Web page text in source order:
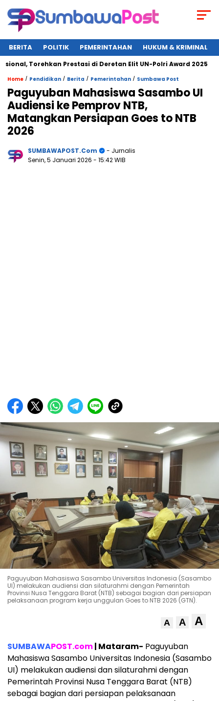
BERITA POLITIK PEMERINTAHAN HUKUM & KRIMINAL
Torehkan Prestasi di Deretan Elit UN-Polri Award 2025
Home / Pendidikan / Berita / Pemerintahan / Sumbawa Post
Paguyuban Mahasiswa Sasambo UI
Audiensi ke Pemprov NTB,
Matangkan Persiapan Goes to NTB
2026
SUMBAWAPOST.com
- Jurnalis
Senin, 5 Januari 2026 - 15:42 WIB
Paguyuban Mahasiswa Sasambo Universitas Indonesia (Sasambo
UI) melakukan audiensi dan silaturahmi dengan Pemerintah
Provinsi Nusa Tenggara Barat (NTB) sebagai bagian dari persiapan
pelaksanaan program kerja unggulan Goes to NTB 2026 (GTN).
A A A
SUMBAWAPOST.com| Mataram- Paguyuban
Mahasiswa Sasambo Universitas Indonesia (Sasambo
UI) melakukan audiensi dan silaturahmi dengan
Pemerintah Provinsi Nusa Tenggara Barat (NTB)
sebagai bagian dari persiapan pelaksanaan